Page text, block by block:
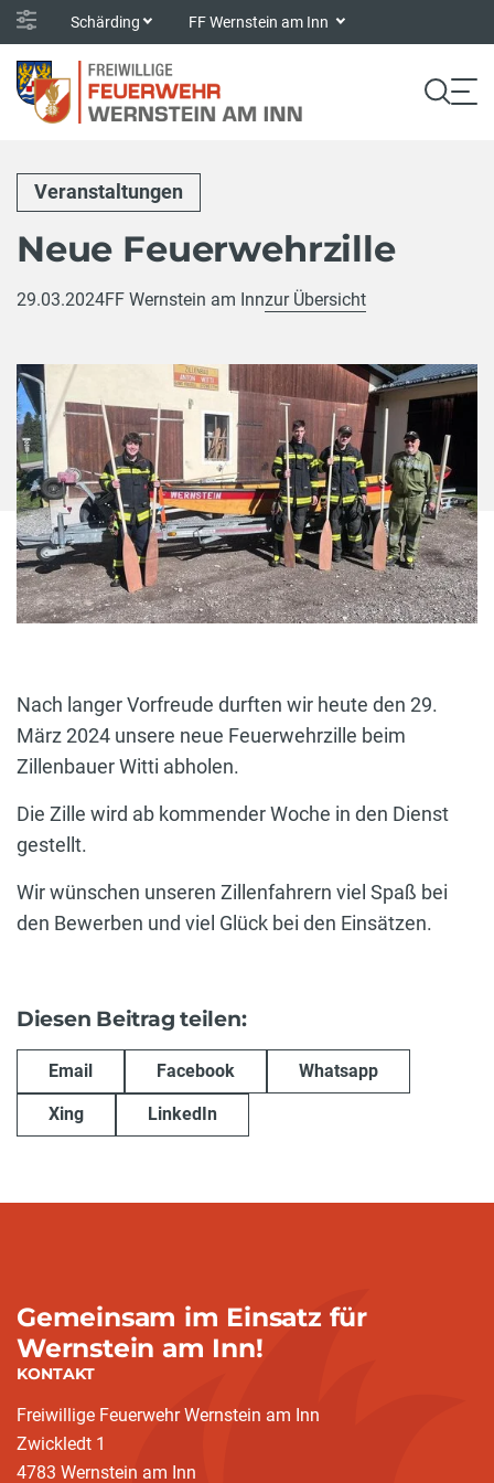
Schärding FF Wernstein am Inn
Veranstaltungen
Neue Feuerwehrzille
29.03.2024FF Wernstein am Innzur Übersicht
Nach langer Vorfreude durften wir heute den 29.
März 2024 unsere neue Feuerwehrzille beim
Zillenbauer Witti abholen.
Die Zille wird ab kommender Woche in den Dienst
gestellt.
Wir wünschen unseren Zillenfahrern viel Spaß bei
den Bewerben und viel Glück bei den Einsätzen.
Diesen Beitrag teilen:
Email Facebook Whatsapp
Xing LinkedIn
Gemeinsam im Einsatz für
Wernstein am Inn!
KONTAKT
Freiwillige Feuerwehr Wernstein am Inn
Zwickledt 1
4783 Wernstein am Inn